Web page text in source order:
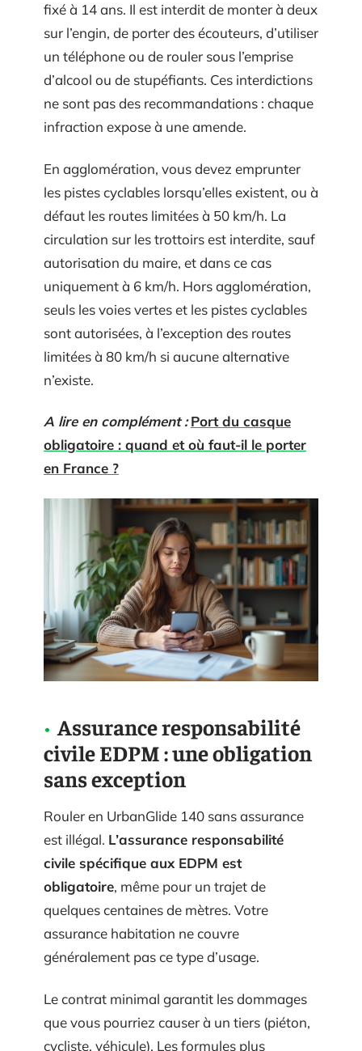
fixé à 14 ans. Il est interdit de monter à deux
sur l’engin, de porter des écouteurs, d’utiliser
un téléphone ou de rouler sous l’emprise
d’alcool ou de stupéfiants. Ces interdictions
ne sont pas des recommandations : chaque
infraction expose à une amende.
En agglomération, vous devez emprunter
les pistes cyclables lorsqu’elles existent, ou à
défaut les routes limitées à 50 km/h. La
circulation sur les trottoirs est interdite, sauf
autorisation du maire, et dans ce cas
uniquement à 6 km/h. Hors agglomération,
seuls les voies vertes et les pistes cyclables
sont autorisées, à l’exception des routes
limitées à 80 km/h si aucune alternative
n’existe.
A lire en complément : Port du casque
obligatoire : quand et où faut-il le porter
en France ?
Assurance responsabilité
civile EDPM : une obligation
sans exception
Rouler en UrbanGlide 140 sans assurance
est illégal. L’assurance responsabilité
civile spécifique aux EDPM est
obligatoire, même pour un trajet de
quelques centaines de mètres. Votre
assurance habitation ne couvre
généralement pas ce type d’usage.
Le contrat minimal garantit les dommages
que vous pourriez causer à un tiers (piéton,
cycliste, véhicule). Les formules plus